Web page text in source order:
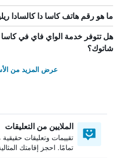
ما هو رقم هاتف كاسا دا كالسادا
هل تتوفر خدمة الواي فاي في كاسا
شاتوك؟
عرض المزيد من
الملايين من التعليقات
تقييمات وتعليقات حقيقية
تمامًا. احجز إقامتك